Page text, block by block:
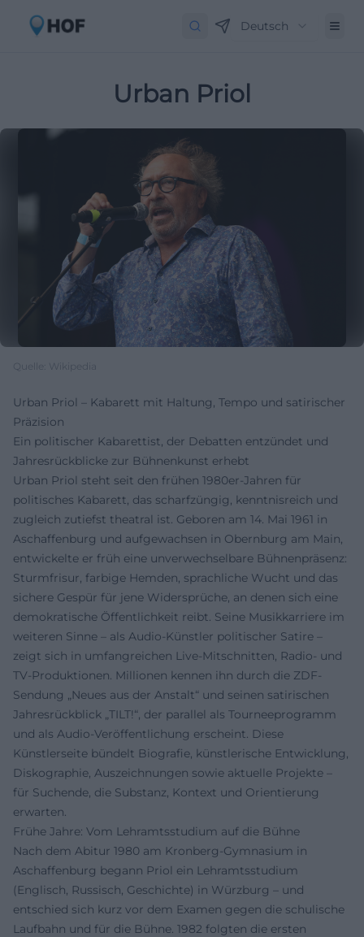
Deutsch
Urban Priol
Quelle: Wikipedia
Urban Priol – Kabarett mit Haltung, Tempo und satirischer
Präzision
Ein politischer Kabarettist, der Debatten entzündet und
Jahresrückblicke zur Bühnenkunst erhebt
Urban Priol steht seit den frühen 1980er-Jahren für
politisches Kabarett, das scharfzüngig, kenntnisreich und
zugleich zutiefst theatral ist. Geboren am 14. Mai 1961 in
Aschaffenburg und aufgewachsen in Obernburg am Main,
entwickelte er früh eine unverwechselbare Bühnenpräsenz:
Sturmfrisur, farbige Hemden, sprachliche Wucht und das
sichere Gespür für jene Widersprüche, an denen sich eine
demokratische Öffentlichkeit reibt. Seine Musikkarriere im
weiteren Sinne – als Audio-Künstler politischer Satire –
zeigt sich in umfangreichen Live-Mitschnitten, Radio- und
TV-Produktionen. Millionen kennen ihn durch die ZDF-
Sendung „Neues aus der Anstalt“ und seinen satirischen
Jahresrückblick „TILT!“, der parallel als Tourneeprogramm
und als Audio-Veröffentlichung erscheint. Diese
Künstlerseite bündelt Biografie, künstlerische Entwicklung,
Diskographie, Auszeichnungen sowie aktuelle Projekte –
für Suchende, die Substanz, Kontext und Orientierung
erwarten.
Frühe Jahre: Vom Lehramtsstudium auf die Bühne
Nach dem Abitur 1980 am Kronberg-Gymnasium in
Aschaffenburg begann Priol ein Lehramtsstudium
(Englisch, Russisch, Geschichte) in Würzburg – und
entschied sich kurz vor dem Examen gegen die schulische
Laufbahn und für die Bühne. 1982 folgten die ersten